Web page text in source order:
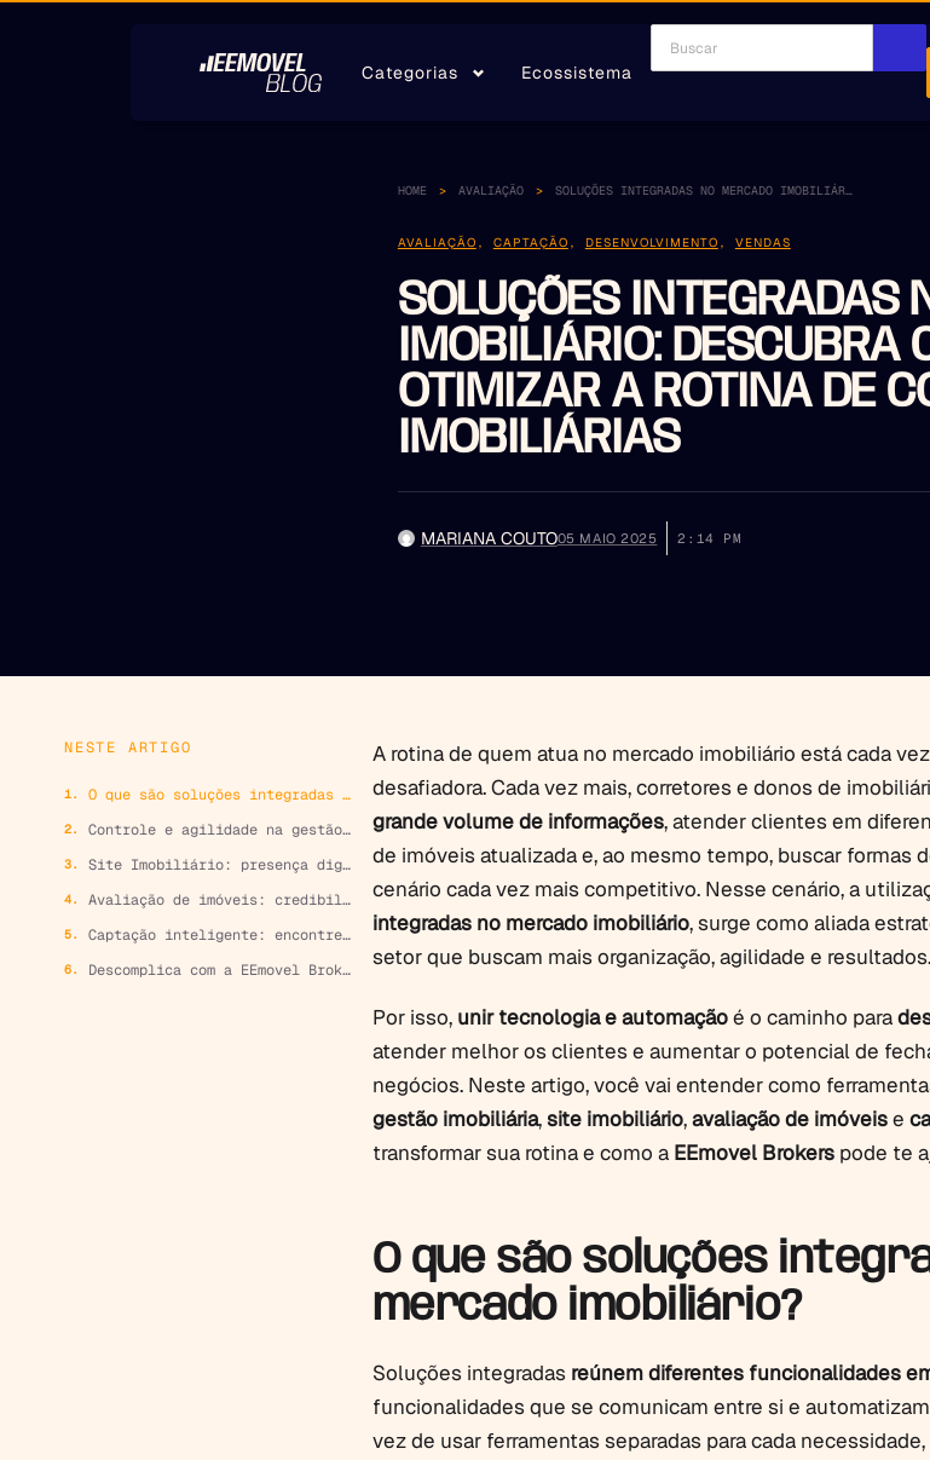
Categorias Ecossistema
HOME AVALIAÇÃO SOLUÇÕES INTEGRADAS NO MERCADO IMOBILIÁRIO: DESCUBRA COMO OTIMIZAR A ROTINA DE CORRETORES E IMOBILIÁRIAS
AVALIAÇÃO , CAPTAÇÃO , DESENVOLVIMENTO , VENDAS
SOLUÇÕES INTEGRADAS
IMOBILIÁRIO: DESCUBRA
OTIMIZAR A ROTINA DE
IMOBILIÁRIAS
MARIANA COUTO05 MAIO 2025 2:14 PM
NESTE ARTIGO
O que são soluções integradas no mercado imobiliário?
Controle e agilidade na gestão de clientes para vender mais
Site Imobiliário: presença digital ativa 24 horas por dia
Avaliação de imóveis: credibilidade e precisão para fechar mais negócios
Captação inteligente: encontre oportunidades antes dos concorrentes
Descomplica com a EEmovel Brokers: soluções integradas para o seu negócio
A rotina de quem atua no mercado imobiliário está cada
desafiadora. Cada vez mais, corretores e donos de
grande volume de informações, atender clientes em
de imóveis atualizada e, ao mesmo tempo, buscar formas
cenário cada vez mais competitivo. Nesse cenário, a
integradas no mercado imobiliário, surge como aliada
setor que buscam mais organização, agilidade e resultados.
Por isso, unir tecnologia e automaçãoé o caminho para
atender melhor os clientes e aumentar o potencial de
negócios. Neste artigo, você vai entender como
gestão imobiliária,site imobiliário,avaliação de imóveise
transformar sua rotina e como a EEmovel Brokerspode te
O que são soluções
mercado imobiliário?
Soluções integradasreúnem diferentes funcionalidades
funcionalidades que se comunicam entre si e automatizam
vez de usar ferramentas separadas para cada